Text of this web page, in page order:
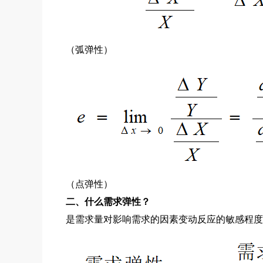
（弧弹性）
（点弹性）
二、什么需求弹性？
是需求量对影响需求的因素变动反应的敏感程